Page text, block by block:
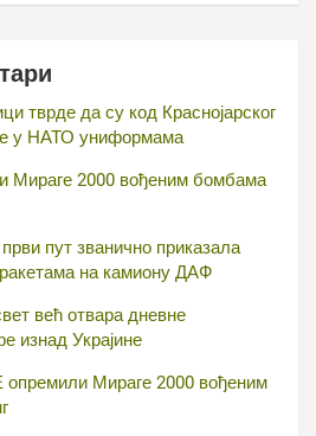
тврде да су код Краснојарског
у НАТО униформама
Мираге 2000 вођеним бомбама
први пут званично приказала
на камиону ДАФ
већ отвара дневне
изнад Украјине
опремили Мираге 2000 вођеним